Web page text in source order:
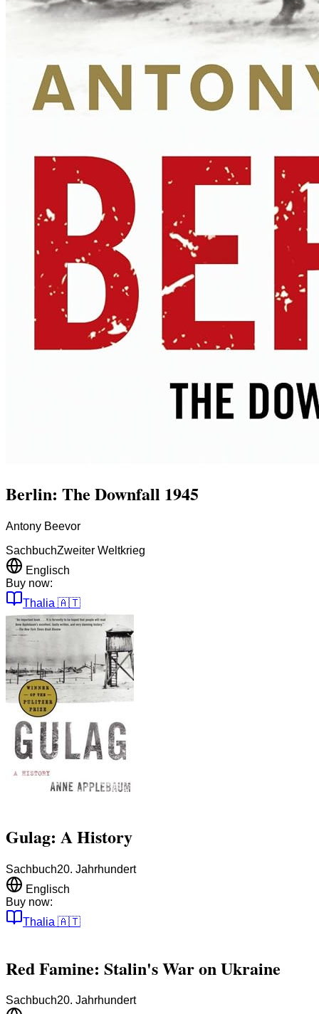
Berlin: The Downfall 1945
Antony Beevor
SachbuchZweiter Weltkrieg
Englisch
Buy now:
Thalia 🇦🇹
Gulag: A History
Sachbuch20. Jahrhundert
Englisch
Buy now:
Thalia 🇦🇹
Red Famine: Stalin's War on Ukraine
Sachbuch20. Jahrhundert